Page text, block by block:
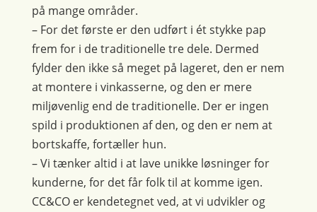
på mange områder.
– For det første er den udført i ét stykke pap
frem for i de traditionelle tre dele. Dermed
fylder den ikke så meget på lageret, den er nem
at montere i vinkasserne, og den er mere
miljøvenlig end de traditionelle. Der er ingen
spild i produktionen af den, og den er nem at
bortskaffe, fortæller hun.
– Vi tænker altid i at lave unikke løsninger for
kunderne, for det får folk til at komme igen.
CC&CO er kendetegnet ved, at vi udvikler og